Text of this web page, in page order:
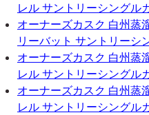
レル サントリーシングル
オーナーズカスク 白州蒸
リーバット サントリーシ
オーナーズカスク 白州蒸
レル サントリーシングル
オーナーズカスク 白州蒸
レル サントリーシングル